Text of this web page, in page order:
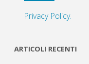
Privacy Policy.
ARTICOLI RECENTI